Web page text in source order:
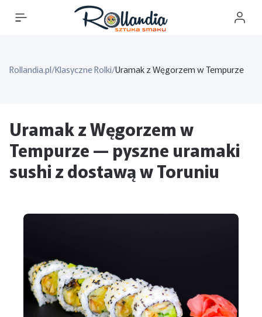
Rollandia.pl/Klasyczne Rolki/Uramak z Węgorzem w Tempurze
Uramak z Węgorzem w
Tempurze — pyszne uramaki
sushi z dostawą w Toruniu